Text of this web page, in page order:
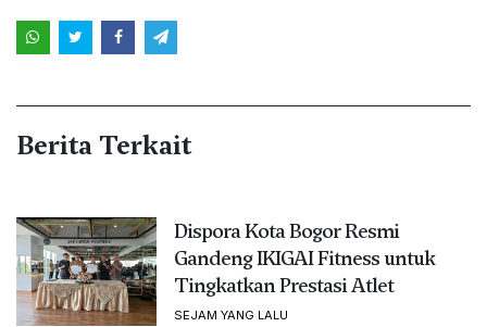
Berita Terkait
Dispora Kota Bogor Resmi
Gandeng IKIGAI Fitness untuk
Tingkatkan Prestasi Atlet
SEJAM YANG LALU